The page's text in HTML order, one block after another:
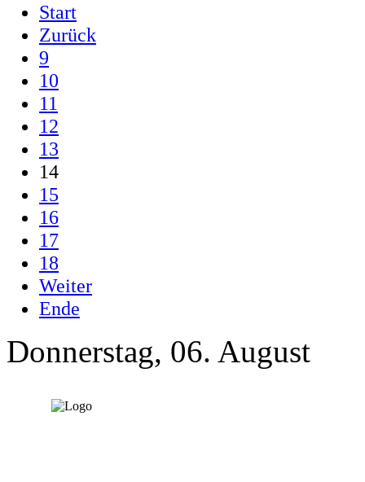
Start
Zurück
9
10
11
12
13
14
15
16
17
18
Weiter
Ende
Donnerstag, 06. August